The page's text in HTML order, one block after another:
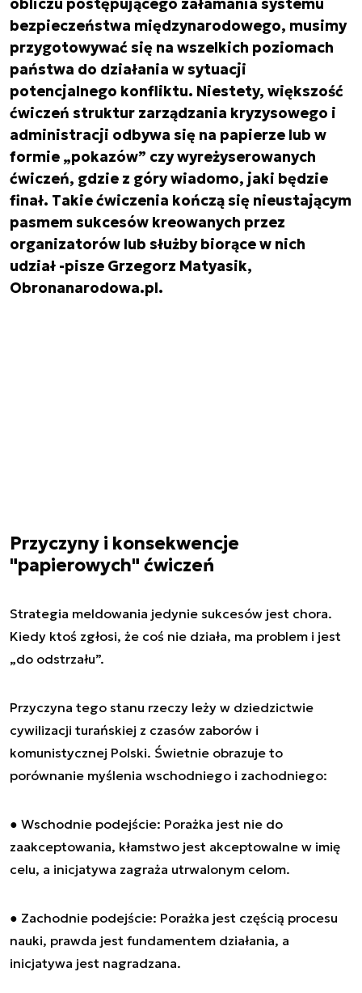
bezpieczeństwa międzynarodowego, musimy
przygotowywać się na wszelkich poziomach
państwa do działania w sytuacji
potencjalnego konfliktu. Niestety, większość
ćwiczeń struktur zarządzania kryzysowego i
administracji odbywa się na papierze lub w
formie „pokazów” czy wyreżyserowanych
ćwiczeń, gdzie z góry wiadomo, jaki będzie
finał. Takie ćwiczenia kończą się nieustającym
pasmem sukcesów kreowanych przez
organizatorów lub służby biorące w nich
udział -pisze Grzegorz Matyasik,
Obronanarodowa.pl.
Przyczyny i konsekwencje
"papierowych" ćwiczeń
Strategia meldowania jedynie sukcesów jest chora.
Kiedy ktoś zgłosi, że coś nie działa, ma problem i jest
„do odstrzału”.
Przyczyna tego stanu rzeczy leży w dziedzictwie
cywilizacji turańskiej z czasów zaborów i
komunistycznej Polski. Świetnie obrazuje to
porównanie myślenia wschodniego i zachodniego:
● Wschodnie podejście: Porażka jest nie do
zaakceptowania, kłamstwo jest akceptowalne w imię
celu, a inicjatywa zagraża utrwalonym celom.
● Zachodnie podejście: Porażka jest częścią procesu
nauki, prawda jest fundamentem działania, a
inicjatywa jest nagradzana.